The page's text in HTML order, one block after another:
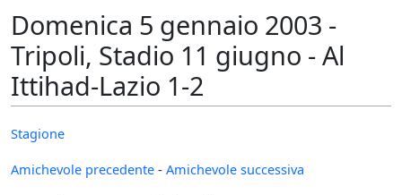
Domenica 5 gennaio 2003 -
Tripoli, Stadio 11 giugno - Al
Ittihad-Lazio 1-2
Stagione
Amichevole precedente - Amichevole successiva